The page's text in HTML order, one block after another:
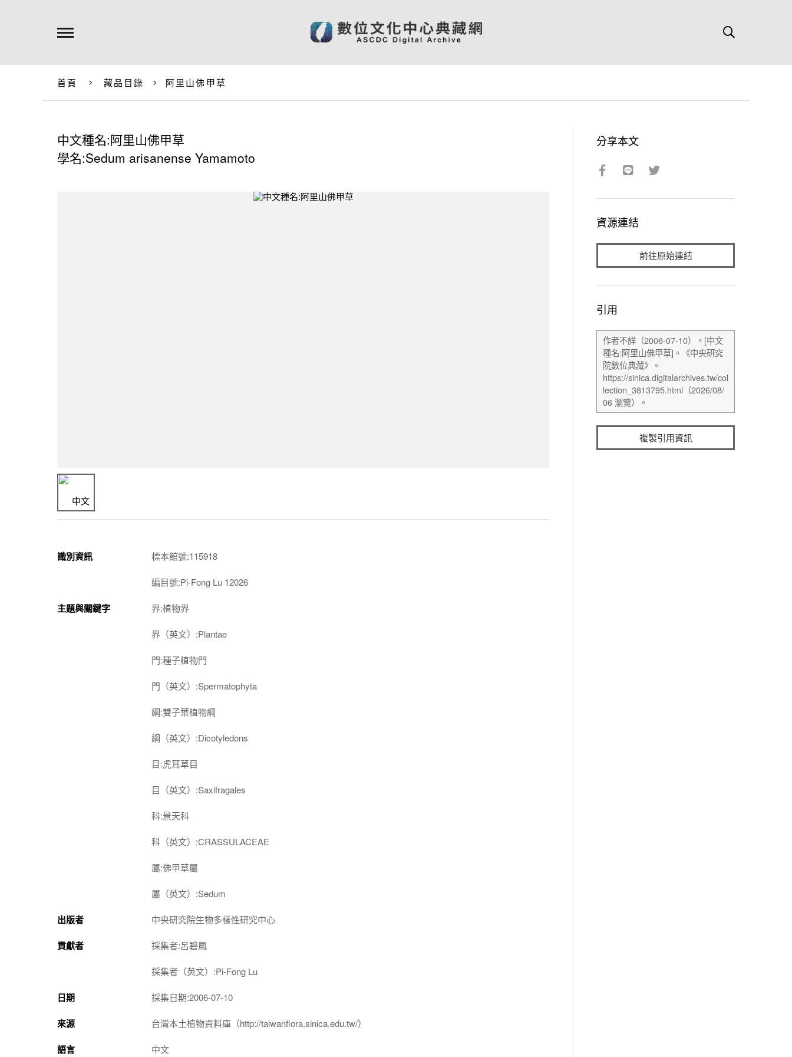
首頁 藏品目錄 阿里山佛甲草
中文種名:阿里山佛甲草
學名:Sedum arisanense Yamamoto
識別資訊 標本館號:115918
編目號:Pi-Fong Lu 12026
主題與關鍵字 界:植物界
界（英文）:Plantae
門:種子植物門
門（英文）:Spermatophyta
綱:雙子葉植物綱
綱（英文）:Dicotyledons
目:虎耳草目
目（英文）:Saxifragales
科:景天科
科（英文）:CRASSULACEAE
屬:佛甲草屬
屬（英文）:Sedum
出版者 中央研究院生物多樣性研究中心
貢獻者 採集者:呂碧鳳
採集者（英文）:Pi-Fong Lu
日期 採集日期:2006-07-10
來源 台灣本土植物資料庫（http://taiwanflora.sinica.edu.tw/）
語言 中文
分享本文
資源連結
前往原始連結
引用
複製引用資訊